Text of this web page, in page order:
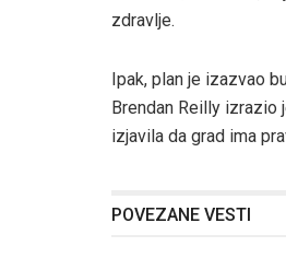
zdravlje.
Ipak, plan je izazvao
Brendan Reilly izrazio
izjavila da grad ima
POVEZANE VESTI